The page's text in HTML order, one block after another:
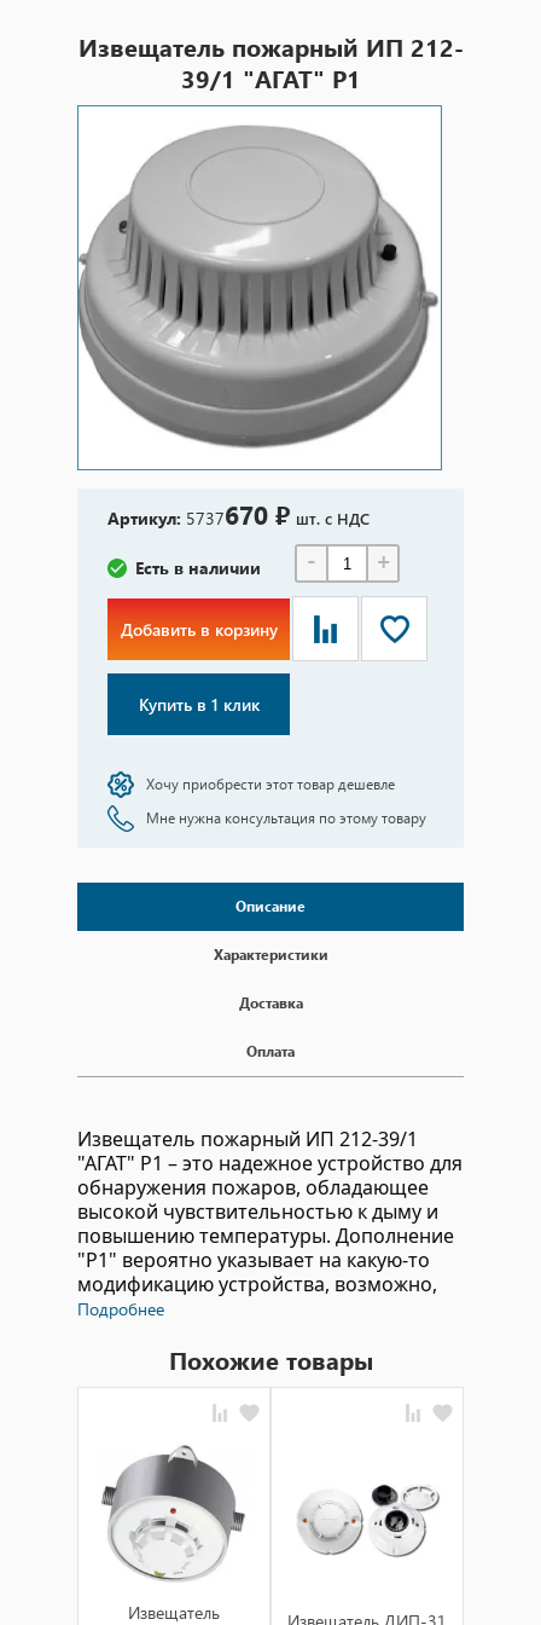
Извещатель пожарный ИП 212-
39/1 "АГАТ" Р1
Артикул: 5737670 ₽ шт. с НДС
Есть в наличии - +
Добавить в корзину
Купить в 1 клик
Хочу приобрести этот товар дешевле
Мне нужна консультация по этому товару
Описание
Характеристики
Доставка
Оплата
Извещатель пожарный ИП 212-39/1
"АГАТ" Р1 – это надежное устройство для
обнаружения пожаров, обладающее
высокой чувствительностью к дыму и
повышению температуры. Дополнение
"Р1" вероятно указывает на какую-то
модификацию устройства, возможно,
рассчитанную на конкретные условия
Технические характеристики:
Извещатель пожарный ИП 212-39/1
"АГАТ" Р1 оборудован
высокочувствительными датчиками,
которые реагируют на дым или
повышение температуры,
сигнализируя о возможном
возгорании.
Устройство имеет прочный корпус,
Подробнее
Похожие товары
Извещатель